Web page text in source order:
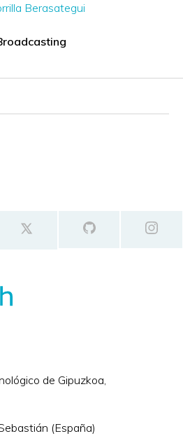
Berasategui
de Gipuzkoa,
(España)